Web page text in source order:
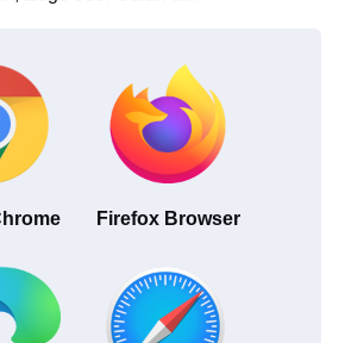
Firefox Browser